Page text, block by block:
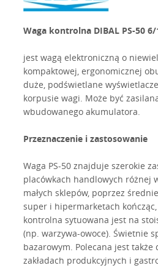
Waga kontrolna DIBAL PS-50
jest wagą elektroniczną o
kompaktowej, ergonomicznej
duże, podświetlane
korpusie wagi. Może być
wbudowanego akumulatora.
Przeznaczenie i zastosowanie
Waga PS-50 znajduje szerokie
placówkach handlowych różnej
małych sklepów, poprzez
super i hipermarketach
kontrolna sytuowana jest na
(np. warzywa-owoce). Świetnie
bazarowym. Polecana jest
zakładach produkcyjnych i